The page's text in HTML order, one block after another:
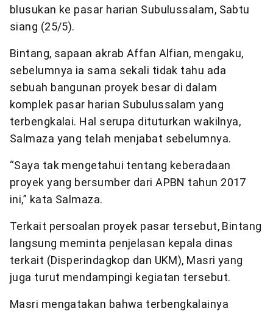
blusukan ke pasar harian Subulussalam, Sabtu
siang (25/5).
Bintang, sapaan akrab Affan Alfian, mengaku,
sebelumnya ia sama sekali tidak tahu ada
sebuah bangunan proyek besar di dalam
komplek pasar harian Subulussalam yang
terbengkalai. Hal serupa dituturkan wakilnya,
Salmaza yang telah menjabat sebelumnya.
“Saya tak mengetahui tentang keberadaan
proyek yang bersumber dari APBN tahun 2017
ini,” kata Salmaza.
Terkait persoalan proyek pasar tersebut, Bintang
langsung meminta penjelasan kepala dinas
terkait (Disperindagkop dan UKM), Masri yang
juga turut mendampingi kegiatan tersebut.
Masri mengatakan bahwa terbengkalainya